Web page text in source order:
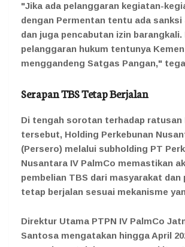
"Jika ada pelanggaran kegiatan-
dengan Permentan tentu ada
dan juga pencabutan izin barangkali.
pelanggaran hukum tentunya
menggandeng Satgas Pangan,"
Serapan TBS Tetap Berjalan
Di tengah sorotan terhadap ratusan
tersebut, Holding Perkebunan
(Persero) melalui subholding PT
Nusantara IV PalmCo memastikan
pembelian TBS dari masyarakat
tetap berjalan sesuai mekanisme
Direktur Utama PTPN IV PalmCo
Santosa mengatakan hingga April